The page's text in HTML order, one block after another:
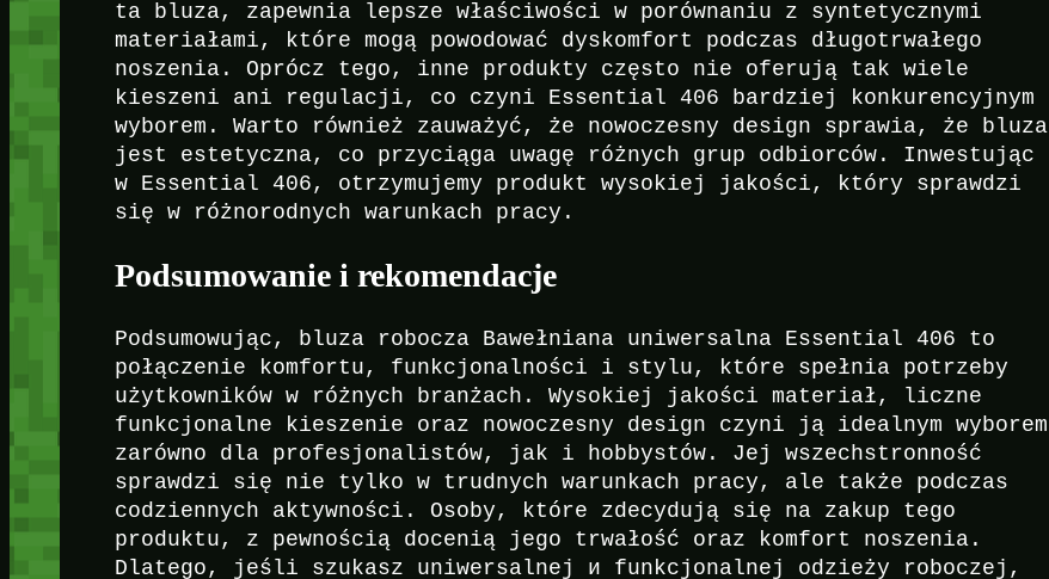
ta bluza, zapewnia lepsze właściwości w porównaniu z syntetycznymi
materiałami, które mogą powodować dyskomfort podczas długotrwałego
noszenia. Oprócz tego, inne produkty często nie oferują tak wiele
kieszeni ani regulacji, co czyni Essential 406 bardziej konkurencyjnym
wyborem. Warto również zauważyć, że nowoczesny design sprawia, że bluza
jest estetyczna, co przyciąga uwagę różnych grup odbiorców. Inwestując
w Essential 406, otrzymujemy produkt wysokiej jakości, który sprawdzi
się w różnorodnych warunkach pracy.
Podsumowanie i rekomendacje
Podsumowując, bluza robocza Bawełniana uniwersalna Essential 406 to
połączenie komfortu, funkcjonalności i stylu, które spełnia potrzeby
użytkowników w różnych branżach. Wysokiej jakości materiał, liczne
funkcjonalne kieszenie oraz nowoczesny design czyni ją idealnym wyborem
zarówno dla profesjonalistów, jak i hobbystów. Jej wszechstronność
sprawdzi się nie tylko w trudnych warunkach pracy, ale także podczas
codziennych aktywności. Osoby, które zdecydują się na zakup tego
produktu, z pewnością docenią jego trwałość oraz komfort noszenia.
Dlatego, jeśli szukasz uniwersalnej и funkcjonalnej odzieży roboczej,